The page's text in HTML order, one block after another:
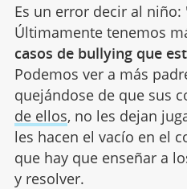
Es un error decir al niño:
Últimamente tenemos
casos de bullying que
Podemos ver a más
quejándose de que sus
de ellos, no les dejan
les hacen el vacío en el
que hay que enseñar a
y resolver.